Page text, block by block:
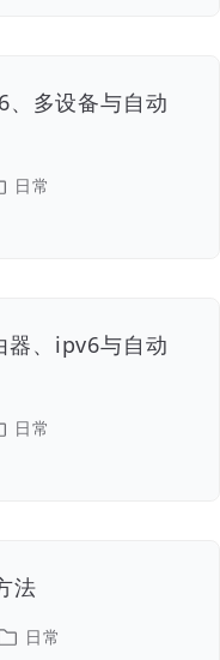
、多设备与自动
日常
器、ipv6与自动
日常
法
日常